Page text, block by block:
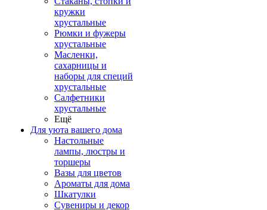
кружки
хрустальные
Рюмки и фужеры
хрустальные
Масленки,
сахарницы и
наборы для специй
хрустальные
Салфетники
хрустальные
Ещё
Для уюта вашего дома
Настольные
лампы, люстры и
торшеры
Вазы для цветов
Ароматы для дома
Шкатулки
Сувениры и декор